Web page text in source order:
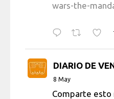
wars-the-
DIARIO DE
8 May
Comparte esto